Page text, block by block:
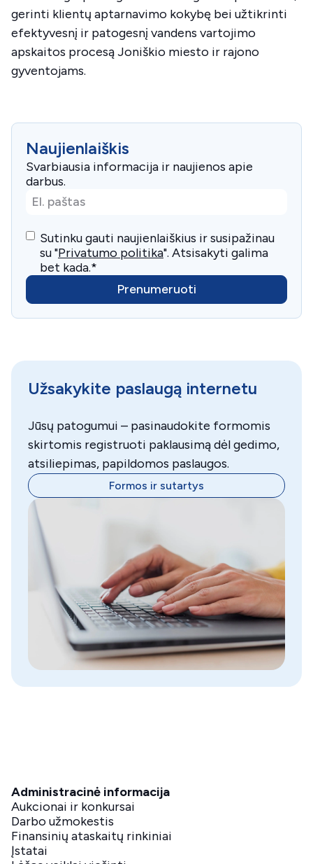
gerinti klientų aptarnavimo kokybę bei užtikrinti
efektyvesnį ir patogesnį vandens vartojimo
apskaitos procesą Joniškio miesto ir rajono
gyventojams.
Naujienlaiškis
Svarbiausia informacija ir naujienos apie
darbus.
El.
paštas*
Consent*
Sutinku gauti naujienlaiškius ir susipažinau
su "Privatumo politika". Atsisakyti galima
bet kada.*
Užsakykite paslaugą internetu
Jūsų patogumui – pasinaudokite formomis
skirtomis registruoti paklausimą dėl gedimo,
atsiliepimas, papildomos paslaugos.
Formos ir sutartys
Administracinė informacija
Aukcionai ir konkursai
Darbo užmokestis
Finansinių ataskaitų rinkiniai
Įstatai